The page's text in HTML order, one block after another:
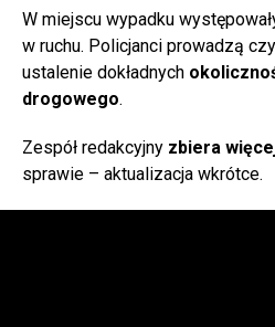
W miejscu wypadku
w ruchu. Policjanci prowadzą
ustalenie dokładnych
drogowego.
Zespół redakcyjny zbiera
sprawie – aktualizacja wkrótce.